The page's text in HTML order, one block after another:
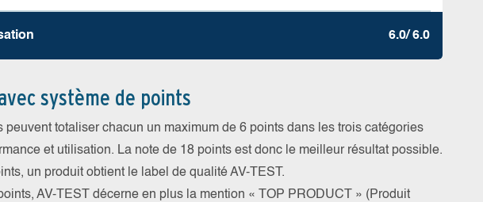
6.0/ 6.0
système de points
peuvent totaliser chacun un maximum de 6 points dans les trois catégories
et utilisation. La note de 18 points est donc le meilleur résultat possible.
un produit obtient le label de qualité AV-TEST.
AV-TEST décerne en plus la mention « TOP PRODUCT » (Produit